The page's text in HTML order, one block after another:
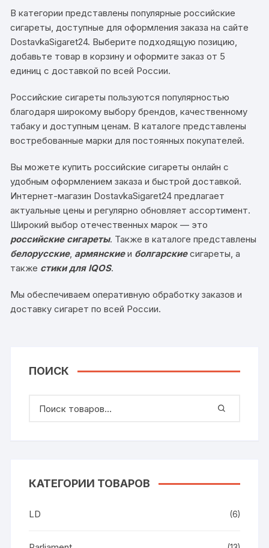
В категории представлены популярные российские
сигареты, доступные для оформления заказа на сайте
DostavkaSigaret24. Выберите подходящую позицию,
добавьте товар в корзину и оформите заказ от 5
единиц с доставкой по всей России.
Российские сигареты пользуются популярностью
благодаря широкому выбору брендов, качественному
табаку и доступным ценам. В каталоге представлены
востребованные марки для постоянных покупателей.
Вы можете купить российские сигареты онлайн с
удобным оформлением заказа и быстрой доставкой.
Интернет-магазин DostavkaSigaret24 предлагает
актуальные цены и регулярно обновляет ассортимент.
Широкий выбор отечественных марок — это
российские сигареты. Также в каталоге представлены
белорусские, армянскиеи болгарскиесигареты, а
также стики для IQOS.
Мы обеспечиваем оперативную обработку заказов и
доставку сигарет по всей России.
ПОИСК
КАТЕГОРИИ ТОВАРОВ
LD (6)